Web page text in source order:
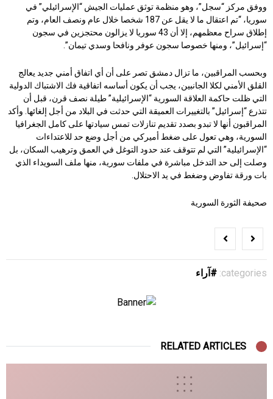
ووفق مركز “سجل”، وهو منظمة توثق عمليات الجيش “الإسرائيلي” في
سوريا، “تم اعتقال ما لا يقل عن 187 شخصا خلال عام ونصف العام، وتم
إطلاق سراح معظمهم، إلا أن 43 سوريا لا يزالون محتجزين في سجون
“إسرائيل”، ومنها خصوصا سجون عوفر ونافحا وسدي تيمان”.
وبحسب المراقبين، ما تزال دمشق تصر على أن أي اتفاق أمني جديد يعالج
القلق الأمني لكلا الجانبين، يجب أن يكون أساسه اتفاقية فك الاشتباك الدولية
التي ظلت حاكمة العلاقة السورية “الإسرائيلية” طيلة نصف قرن، قبل أن
تتذرع “إسرائيل” بالتغييرات العميقة التي حدثت في البلاد من أجل إلغائها. وأكد
المراقبون أنها لا تبدو بصدد تقديم تنازلات تمس سيادتها على كامل الجغرافيا
السورية، وهي تعول على ضغط أميركي من أجل وضع حد للاعتداءات
“الإسرائيلية” التي لم تتوقف عند حدود التوغل في العمق وترهيب السكان، بل
وصلت إلى حد التدخل مباشرة في ملفات سورية، منها ملف السويداء الذي
بات ورقة تفاوض وضغط في يد الاحتلال.
صحيفة الثورة السورية
categories: آراء
RELATED ARTICLES